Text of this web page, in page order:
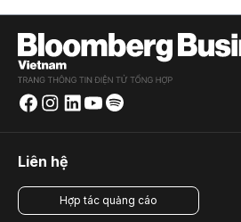
Liên hệ
Hợp tác quảng cáo